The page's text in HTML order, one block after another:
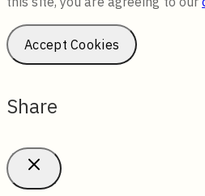
Accept Cookies
Share